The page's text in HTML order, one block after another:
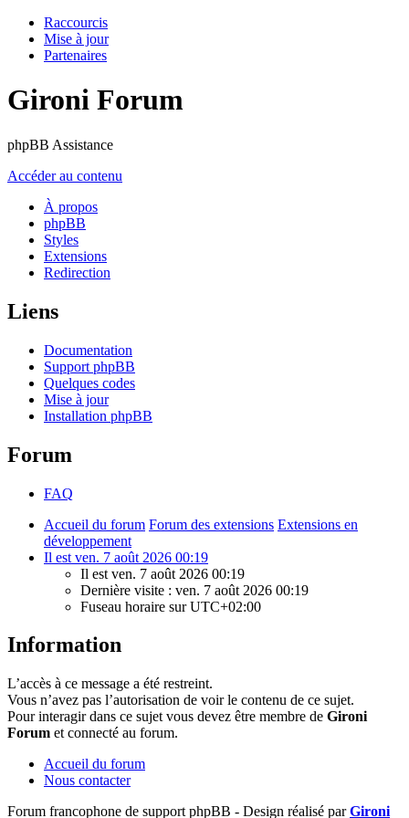
Raccourcis
Mise à jour
Partenaires
Gironi Forum
phpBB Assistance
Accéder au contenu
À propos
phpBB
Styles
Extensions
Redirection
Liens
Documentation
Support phpBB
Quelques codes
Mise à jour
Installation phpBB
Forum
FAQ
Accueil du forum Forum des extensions Extensions en
développement
Il est ven. 7 août 2026 00:19
Il est ven. 7 août 2026 00:19
Dernière visite : ven. 7 août 2026 00:19
Fuseau horaire surUTC+02:00
Information
L’accès à ce message a été restreint.
Vous n’avez pas l’autorisation de voir le contenu de ce sujet.
Pour interagir dans ce sujet vous devez être membre de Gironi
Forum et connecté au forum.
Accueil du forum
Nous contacter
Forum francophone de support phpBB - Design réalisé parGironi